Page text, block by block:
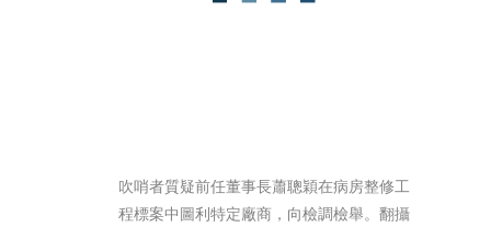
吹哨者質疑前任董事長蕭聰穎在病房整修工
程標案中圖利特定廠商，向檢調檢舉。翻攝